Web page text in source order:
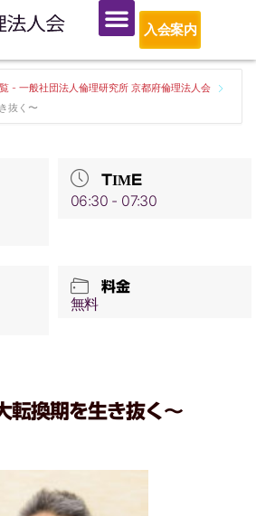
入会案内
- 一般社団法人倫理研究所 京都府倫理法人会
抜く〜
TIME
06:30 - 07:30
料金
無料
転換期を生き抜く〜